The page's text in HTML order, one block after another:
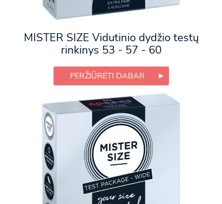
MISTER SIZE Vidutinio dydžio testų
rinkinys 53 - 57 - 60
PERŽIŪRĖTI DABAR